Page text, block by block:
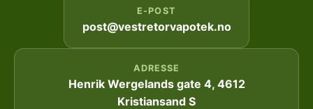
E-POST
post@vestretorvapotek.no
ADRESSE
Henrik Wergelands gate 4, 4612
Kristiansand S